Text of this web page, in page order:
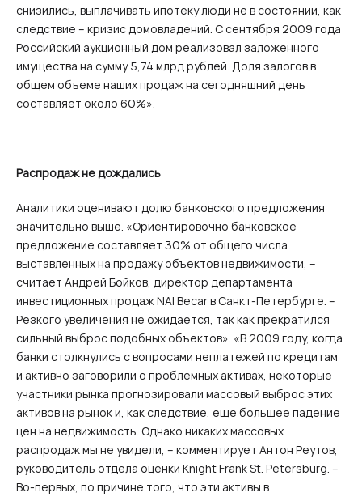
снизились, выплачивать ипотеку люди не в состоянии, как
следствие – кризис домовладений. С сентября 2009 года
Российский аукционный дом реализовал заложенного
имущества на сумму 5,74 млрд рублей. Доля залогов в
общем объеме наших продаж на сегодняшний день
составляет около 60%».
Распродаж не дождались
Аналитики оценивают долю банковского предложения
значительно выше. «Ориентировочно банковское
предложение составляет 30% от общего числа
выставленных на продажу объектов недвижимости, –
считает Андрей Бойков, директор департамента
инвестиционных продаж NAI Becar в Санкт-Петербурге. –
Резкого увеличения не ожидается, так как прекратился
сильный выброс подобных объектов». «В 2009 году, когда
банки столкнулись с вопросами неплатежей по кредитам
и активно заговорили о проблемных активах, некоторые
участники рынка прогнозировали массовый выброс этих
активов на рынок и, как следствие, еще большее падение
цен на недвижимость. Однако никаких массовых
распродаж мы не увидели, – комментирует Антон Реутов,
руководитель отдела оценки Knight Frank St. Petersburg. –
Во-первых, по причине того, что эти активы в